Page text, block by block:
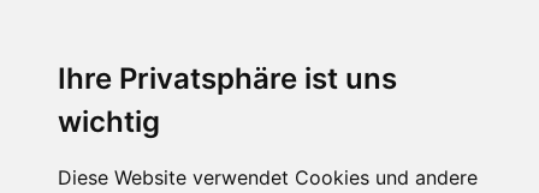
Ihre Privatsphäre ist uns
wichtig
Diese Website verwendet Cookies und andere